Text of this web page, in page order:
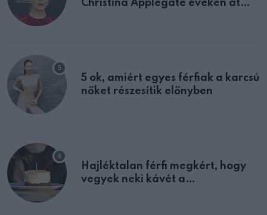
Christina Applegate éveken át
5 ok, amiért egyes férfiak a karcsú
nőket részesítik előnyben
Hajléktalan férfi megkért, hogy
vegyek neki kávét a